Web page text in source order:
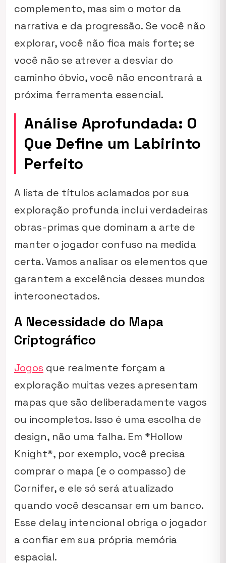
complemento, mas sim o motor da
narrativa e da progressão. Se você não
explorar, você não fica mais forte; se
você não se atrever a desviar do
caminho óbvio, você não encontrará a
próxima ferramenta essencial.
Análise Aprofundada: O
Que Define um Labirinto
Perfeito
A lista de títulos aclamados por sua
exploração profunda inclui verdadeiras
obras-primas que dominam a arte de
manter o jogador confuso na medida
certa. Vamos analisar os elementos que
garantem a excelência desses mundos
interconectados.
A Necessidade do Mapa
Criptográfico
Jogos que realmente forçam a
exploração muitas vezes apresentam
mapas que são deliberadamente vagos
ou incompletos. Isso é uma escolha de
design, não uma falha. Em *Hollow
Knight*, por exemplo, você precisa
comprar o mapa (e o compasso) de
Cornifer, e ele só será atualizado
quando você descansar em um banco.
Esse delay intencional obriga o jogador
a confiar em sua própria memória
espacial.